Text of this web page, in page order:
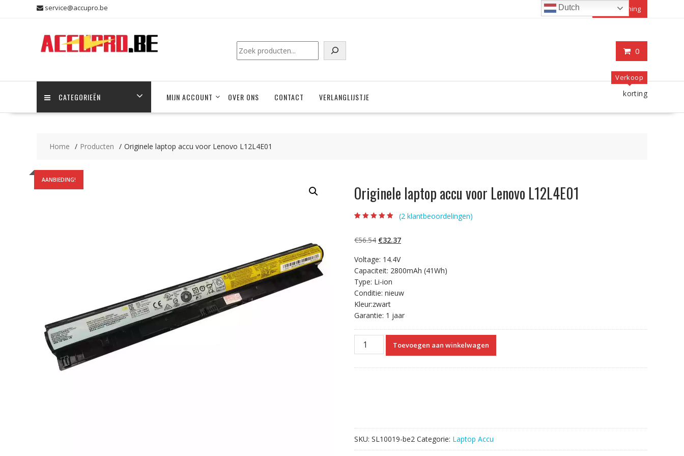
service@accupro.be Mijn rekening
0
Zoeken
CATEGORIEËN MIJN ACCOUNT OVER ONS CONTACT VERLANGLIJSTJE
Verkoop
korting
Home Producten Originele laptop accu voor Lenovo L12L4E01
AANBIEDING!
Originele laptop accu voor Lenovo L12L4E01
gebaseerd op
klantbeoordelinge
(2 klantbeoordelingen)
€56.54 Oorspronkelijke
was:
€56.54.
€32.37Huidige
€32.37.
Voltage: 14.4V
Capaciteit: 2800mAh (41Wh)
Type: Li-ion
Conditie: nieuw
Kleur:zwart
Garantie: 1 jaar
Originele
laptop
Toevoegen aan winkelwagen
SKU: SL10019-be2 Categorie: Laptop Accu
Dutch